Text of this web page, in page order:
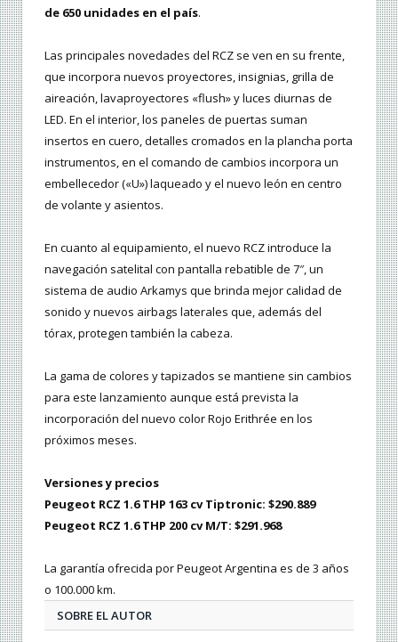
de 650 unidades en el país.
Las principales novedades del RCZ se ven en su frente,
que incorpora nuevos proyectores, insignias, grilla de
aireación, lavaproyectores «flush» y luces diurnas de
LED. En el interior, los paneles de puertas suman
insertos en cuero, detalles cromados en la plancha porta
instrumentos, en el comando de cambios incorpora un
embellecedor («U») laqueado y el nuevo león en centro
de volante y asientos.
En cuanto al equipamiento, el nuevo RCZ introduce la
navegación satelital con pantalla rebatible de 7″, un
sistema de audio Arkamys que brinda mejor calidad de
sonido y nuevos airbags laterales que, además del
tórax, protegen también la cabeza.
La gama de colores y tapizados se mantiene sin cambios
para este lanzamiento aunque está prevista la
incorporación del nuevo color Rojo Erithrée en los
próximos meses.
Versiones y precios
Peugeot RCZ 1.6 THP 163 cv Tiptronic: $290.889
Peugeot RCZ 1.6 THP 200 cv M/T: $291.968
La garantía ofrecida por Peugeot Argentina es de 3 años
o 100.000 km.
SOBRE EL AUTOR